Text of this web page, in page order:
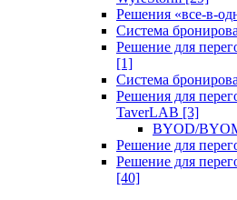
Решения «все-в-
Система
Решение для
[1]
Система
Решения для
TaverLAB [3]
BYOD/
Решение для
Решение для
[40]